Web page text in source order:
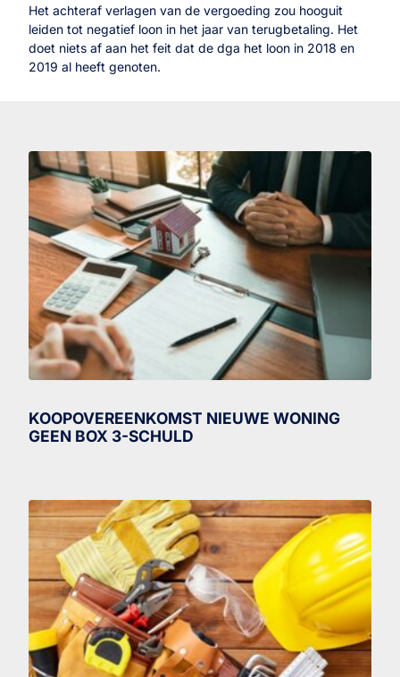
Het achteraf verlagen van de vergoeding zou hooguit
leiden tot negatief loon in het jaar van terugbetaling. Het
doet niets af aan het feit dat de dga het loon in 2018 en
2019 al heeft genoten.
KOOPOVEREENKOMST NIEUWE WONING
GEEN BOX 3-SCHULD